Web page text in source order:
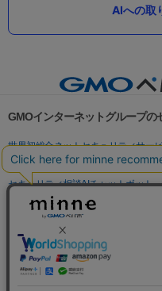
AIへの取
GMOインターネットグループの
世界初総合ネットセキュリティサー
パスワード漏洩診断
Webサイト
セキュリティ相談AIチャットボット
実在証明・盗聴対策
サイバー攻撃対策（GMO Flatt Security
セキュリティ事業の軌跡